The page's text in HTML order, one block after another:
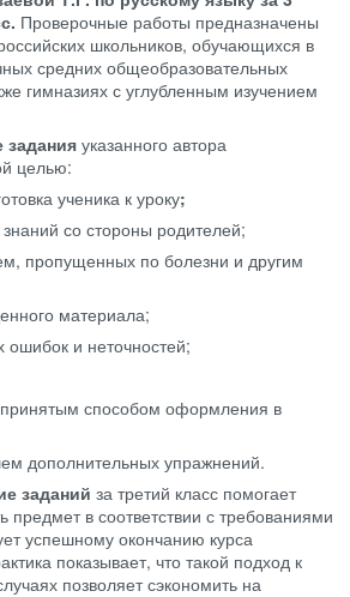
Проверочные работы предназначены
школьников, обучающихся в
средних общеобразовательных
гимназиях с углубленным изучением
указанного автора
целью:
ученика к уроку;
со стороны родителей;
пропущенных по болезни и другим
материала;
и неточностей;
способом оформления в
дополнительных упражнений.
заданий за третий класс помогает
в соответствии с требованиями
успешному окончанию курса
показывает, что такой подход к
позволяет сэкономить на